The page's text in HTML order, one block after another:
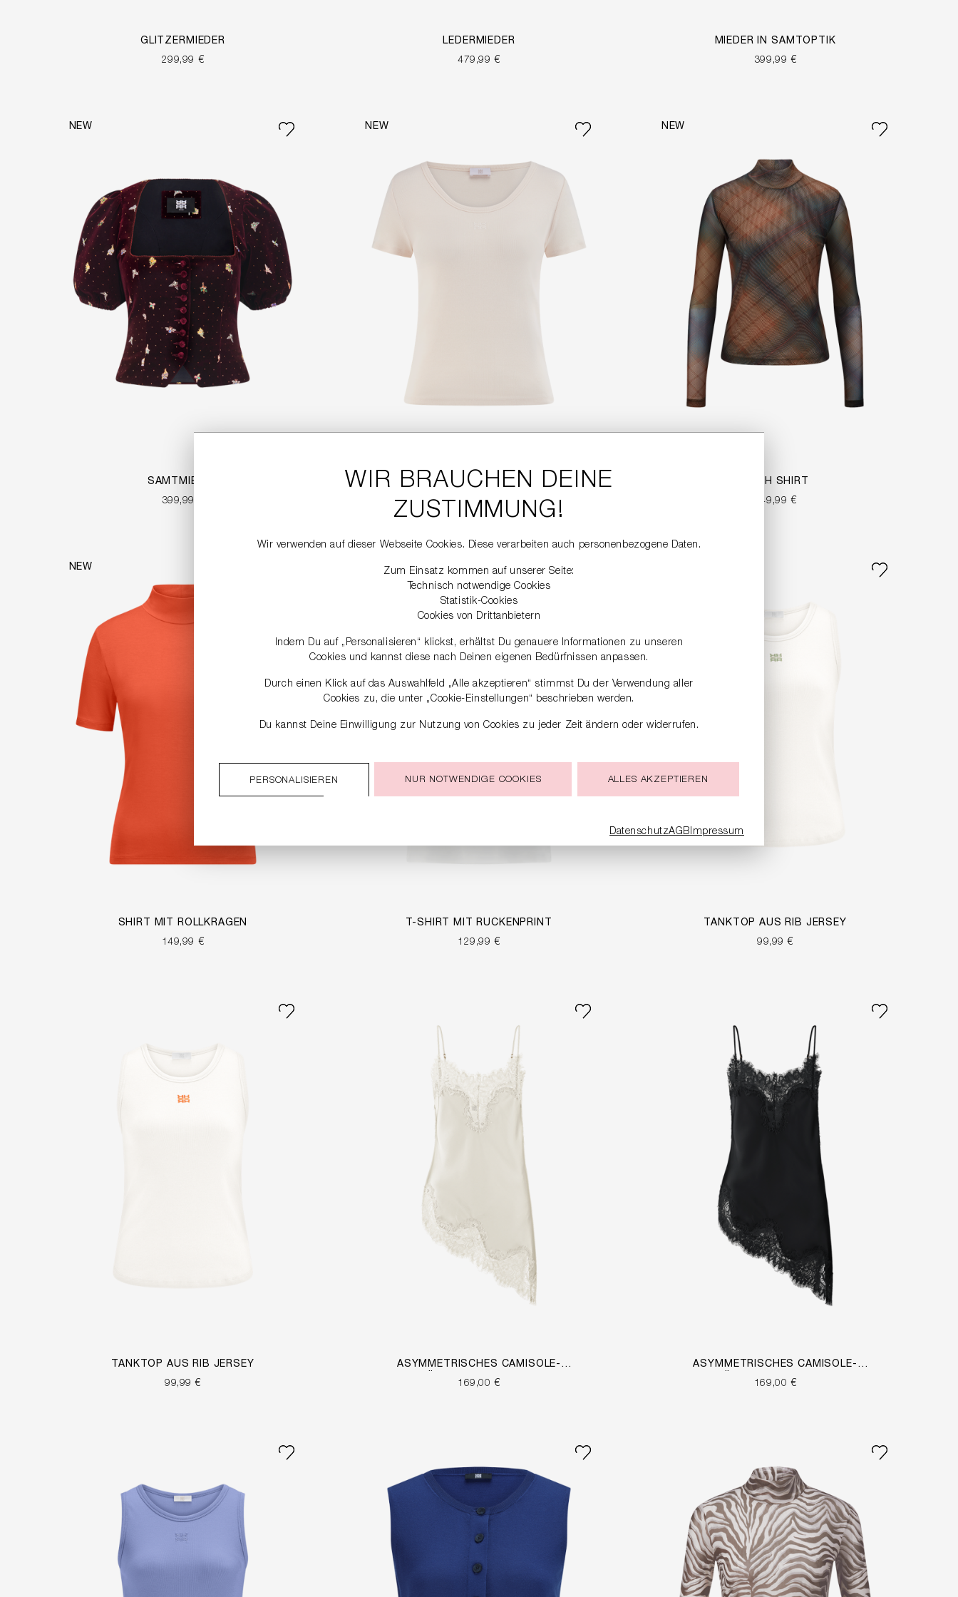
GLITZERMIEDER
299,99 €
LEDERMIEDER
479,99 €
MIEDER IN SAMTOPTIK
399,99 €
NEW
SAMTMIEDER
399,99 €
NEW
LOGO T-SHIRT
99,99 €
NEW
MESH SHIRT
149,99 €
NEW
SHIRT MIT ROLLKRAGEN
149,99 €
NEW
T-SHIRT MIT RÜCKENPRINT
129,99 €
TANKTOP AUS RIB JERSEY
99,99 €
TANKTOP AUS RIB JERSEY
99,99 €
ASYMMETRISCHES CAMISOLE-
TRÄGERTOP MIT SPITZE
169,00 €
ASYMMETRISCHES CAMISOLE-
TRÄGERTOP MIT SPITZE
169,00 €
WIR BRAUCHEN DEINE
ZUSTIMMUNG!
Wir verwenden auf dieser Webseite Cookies. Diese verarbeiten auch personenbezogene Daten.
Zum Einsatz kommen auf unserer Seite:
Technisch notwendige Cookies
Statistik-Cookies
Cookies von Drittanbietern
Indem Du auf „Personalisieren“ klickst, erhältst Du genauere Informationen zu unseren
Cookies und kannst diese nach Deinen eigenen Bedürfnissen anpassen.
Durch einen Klick auf das Auswahlfeld „Alle akzeptieren“ stimmst Du der Verwendung aller
Cookies zu, die unter „Cookie-Einstellungen“ beschrieben werden.
Du kannst Deine Einwilligung zur Nutzung von Cookies zu jeder Zeit ändern oder widerrufen.
PERSONALISIEREN NUR NOTWENDIGE COOKIES ALLES AKZEPTIEREN
DatenschutzAGBImpressum